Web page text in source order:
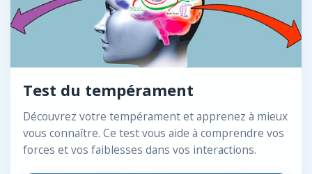
Test du tempérament
Découvrez votre tempérament et apprenez à mieux
vous connaître. Ce test vous aide à comprendre vos
forces et vos faiblesses dans vos interactions.